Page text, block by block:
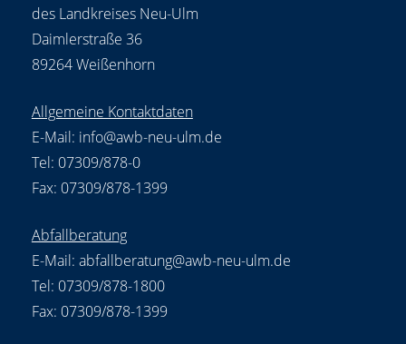
des Landkreises Neu-Ulm
Daimlerstraße 36
89264 Weißenhorn
Allgemeine Kontaktdaten
E-Mail: info@awb-neu-ulm.de
Tel: 07309/878-0
Fax: 07309/878-1399
Abfallberatung
E-Mail: abfallberatung@awb-neu-ulm.de
Tel: 07309/878-1800
Fax: 07309/878-1399